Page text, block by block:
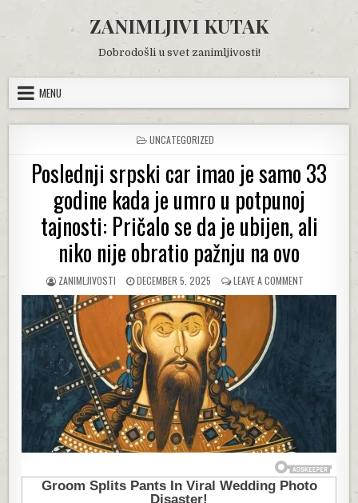
content
ZANIMLJIVI KUTAK
Dobrodošli u svet zanimljivosti!
MENU
POSTED
IN
UNCATEGORIZED
Poslednji srpski car imao je samo 33
godine kada je umro u potpunoj
tajnosti: Pričalo se da je ubijen, ali
niko nije obratio pažnju na ovo
AUTHOR:
ZANIMLJIVOSTI
PUBLISHED
DATE:
DECEMBER 5, 2025 LEAVE A COMMENT
POSLEDNJI
GODINE
KADA
POTPUNOJ
TAJNOSTI:
PRIČALO